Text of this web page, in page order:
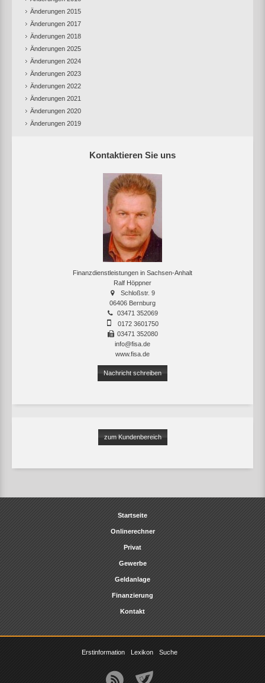
Änderungen 2015
Änderungen 2017
Änderungen 2018
Änderungen 2025
Änderungen 2024
Änderungen 2023
Änderungen 2022
Änderungen 2021
Änderungen 2020
Änderungen 2019
Kontaktieren Sie uns
Finanzdienstleistungen in Sachsen-Anhalt
Ralf Höppner
Schloßstr. 9
06406 Bernburg
03471 352069
0172 3601750
03471 352080
info@fisa.de
www.fisa.de
Nachricht schreiben
zum Kundenbereich
Startseite
Onlinerechner
Privat
Gewerbe
Geldanlage
Finanzierung
Kontakt
Erstinformation Lexikon Suche